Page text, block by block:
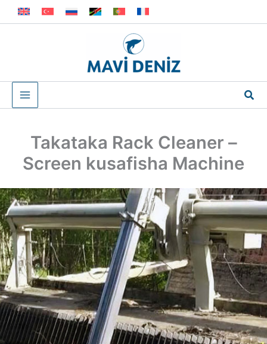
to
Takataka Rack Cleaner –
Screen kusafisha Machine